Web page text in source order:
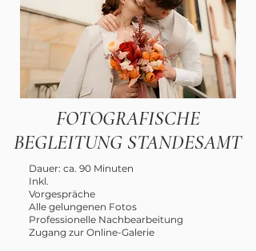
FOTOGRAFISCHE
BEGLEITUNG STANDESAMT
Dauer: ca. 90 Minuten
Inkl.
Vorgespräche
Alle gelungenen Fotos
Professionelle Nachbearbeitung
Zugang zur Online-Galerie